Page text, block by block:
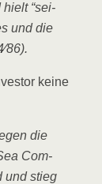
hielt “sei­
und die
kei­ne
die
Com­
und stieg